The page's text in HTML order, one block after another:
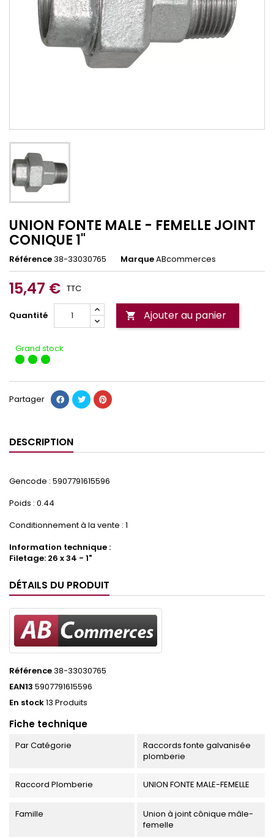
UNION FONTE MALE - FEMELLE JOINT
CONIQUE 1"
Référence38-33030765 MarqueABcommerces
15,47 € TTC
Quantité  Ajouter au panier
Grand stock
Partager
DESCRIPTION
Gencode : 5907791615596
Poids : 0.44
Conditionnement à la vente : 1
Information technique :
Filetage: 26 x 34 - 1"
DÉTAILS DU PRODUIT
Référence38-33030765
EAN13 5907791615596
En stock13 Produits
Fiche technique
Par Catégorie
Raccords fonte galvanisée
plomberie
Raccord Plomberie UNION FONTE MALE-FEMELLE
Famille
Union à joint cônique mâle-
femelle